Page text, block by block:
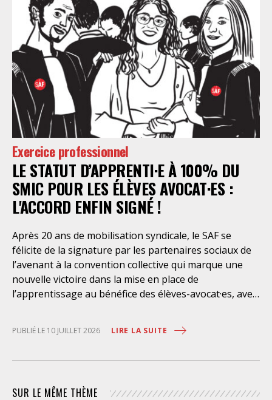
droits fondamentaux des personnes retenues et
contreviennent de manière flagrante aux règles
déontologiques régissant la profession d’avocat. Ainsi,
l’assistance dont bénéficient les personnes retenues,
limitée à trois heures de permanence téléphonique
quotidienne sauf le dimanche (la présence de l’avocat
dans les locaux n’étant prévue qu’à titre exceptionnel),
vise uniquement à « expliciter la procédure dont fait
l’objet le retenu ainsi que les droits qui découlent de
celle-ci et dont il bénéficie ». De telles dispositions
n’ont pour but, derrière l’affichage illusoire d’une
assistance juridique, que d’empêcher les retenus
d’exercer un recours contre la décision administrative
qui a conduit à leur enfermement. Une telle contrainte
est en outre manifestement incompatible avec
place les avocats titulaires dans une situation de
conflit d’intérêt évidente. Selon le juge des
Exercice professionnel
LE STATUT D’APPRENTI·E À 100% DU
SMIC POUR LES ÉLÈVES AVOCAT·ES :
L'ACCORD ENFIN SIGNÉ !
Après 20 ans de mobilisation syndicale, le SAF se
félicite de la signature par les partenaires sociaux de
l’avenant à la convention collective qui marque une
nouvelle victoire dans la mise en place de
l’apprentissage au bénéfice des élèves-avocat·es, avec
discrimination géographique ou d’âge. Étant donné la
situation actuelle très précaire de bons
plus grande égalité d’accès à la profession. Il permet
PUBLIÉ LE 10 JUILLET 2026 LIRE LA SUITE
SUR LE MÊME THÈME